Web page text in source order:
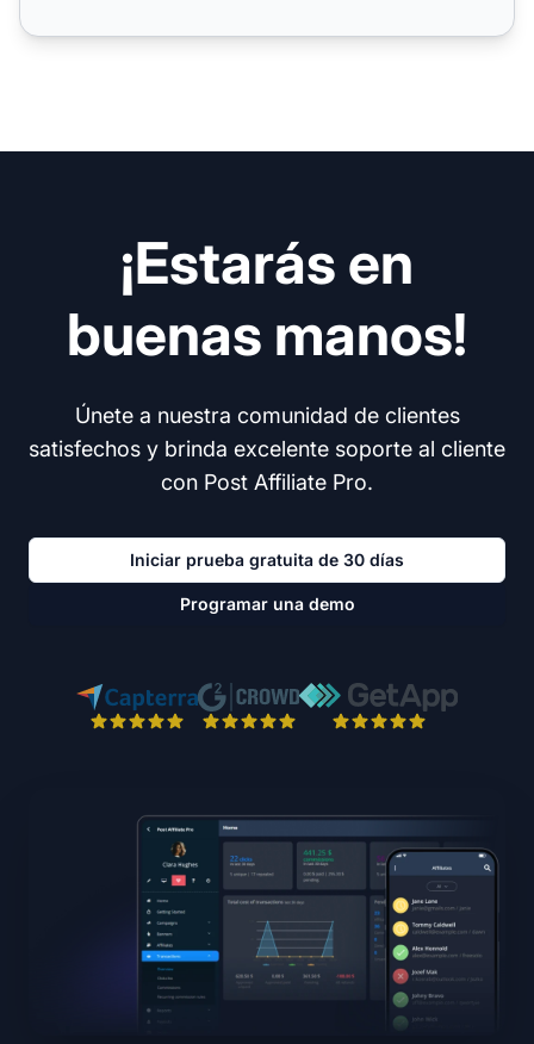
¡Estarás en
buenas manos!
Únete a nuestra comunidad de clientes
satisfechos y brinda excelente soporte al cliente
con Post Affiliate Pro.
Iniciar prueba gratuita de 30 días
Programar una demo